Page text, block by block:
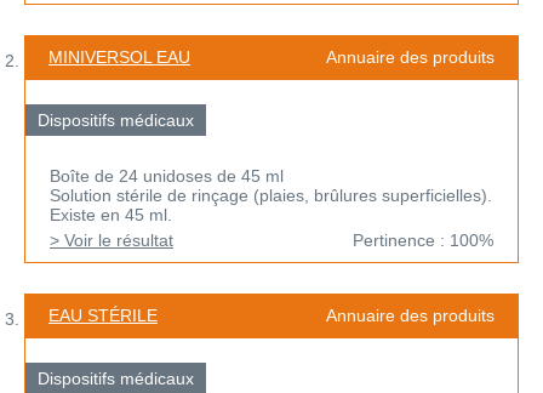
MINIVERSOL EAU Annuaire des produits
Dispositifs médicaux
Boîte de 24 unidoses de 45 ml
Solution stérile de rinçage (plaies, brûlures superficielles).
Existe en 45 ml.
> Voir le résultat
Pertinence : 100%
EAU STÉRILE Annuaire des produits
Dispositifs médicaux